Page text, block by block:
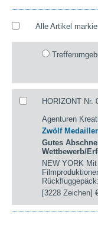
Alle Artikel
HORIZONT Nr.
Agenturen
Zwölf
Gutes
Wettbewerb/
NEW YORK
[3228 Zeichen]